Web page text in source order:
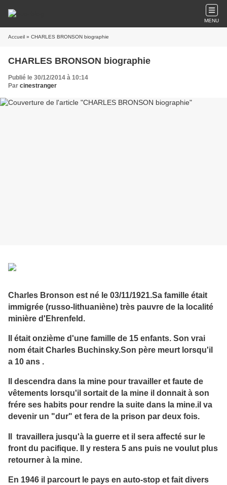
MENU
Accueil » CHARLES BRONSON biographie
CHARLES BRONSON biographie
Publié le 30/12/2014 à 10:14
Par cinestranger
Charles Bronson est né le 03/11/1921.Sa famille était
immigrée (russo-lithuaniène) très pauvre de la localité
minière d'Ehrenfeld.
Il était onzième d'une famille de 15 enfants. Son vrai
nom était Charles Buchinsky.Son père meurt lorsqu'il
a 10 ans .
Il descendra dans la mine pour travailler et faute de
vêtements lorsqu'il sortait de la mine il donnait à son
frére ses habits pour rendre la suite dans la mine.il va
devenir un "dur" et fera de la prison par deux fois.
Il travaillera jusqu'à la guerre et il sera affecté sur le
front du pacifique. Il y restera 5 ans puis ne voulut plus
retourner à la mine.
En 1946 il parcourt le pays en auto-stop et fait divers